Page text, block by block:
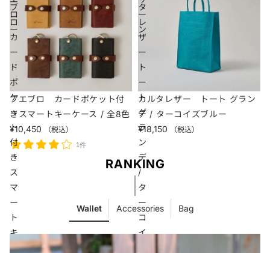
ロ
ー
ー
ン
ブ
ロ
カ
ー
ド
ポ
ケ
ッ
ト
付
き
ス
マ
ー
ト
キ
ー
プエブロ カードポケット付
きスマートキーケース / 全8色
¥10,450
（税込）
1件
タ
レ
ザ
ー
ト
ー
ト
グ
ラ
ン
デ
/
タ
ー
コ
イ
カルタレザー トート グラン
デ / ターコイズブルー
¥18,150
（税込）
RANKING
Wallet Accessories Bag